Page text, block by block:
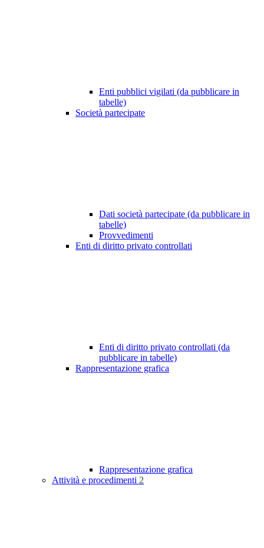
Enti pubblici vigilati (da pubblicare in
tabelle)
Società partecipate
Dati società partecipate (da pubblicare in
tabelle)
Provvedimenti
Enti di diritto privato controllati
Enti di diritto privato controllati (da
pubblicare in tabelle)
Rappresentazione grafica
Rappresentazione grafica
Attività e procedimenti 2